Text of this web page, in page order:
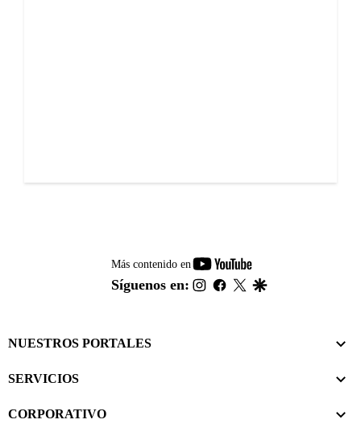
Más contenido en
youtube-
footer
Síguenos en: instagram
facebook
twitter
NUESTROS PORTALES
SERVICIOS
CORPORATIVO